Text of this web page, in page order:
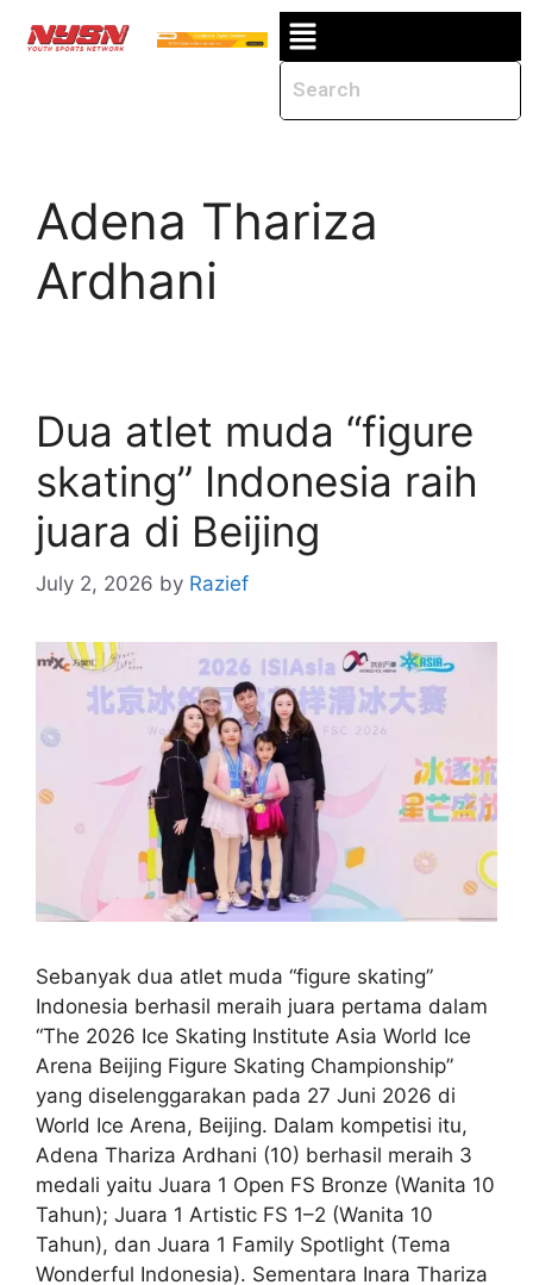
Adena Thariza
Ardhani
Dua atlet muda “figure
skating” Indonesia raih
juara di Beijing
July 2, 2026 by Razief
Sebanyak dua atlet muda “figure skating”
Indonesia berhasil meraih juara pertama dalam
“The 2026 Ice Skating Institute Asia World Ice
Arena Beijing Figure Skating Championship”
yang diselenggarakan pada 27 Juni 2026 di
World Ice Arena, Beijing. Dalam kompetisi itu,
Adena Thariza Ardhani (10) berhasil meraih 3
medali yaitu Juara 1 Open FS Bronze (Wanita 10
Tahun); Juara 1 Artistic FS 1–2 (Wanita 10
Tahun), dan Juara 1 Family Spotlight (Tema
Wonderful Indonesia). Sementara Inara Thariza